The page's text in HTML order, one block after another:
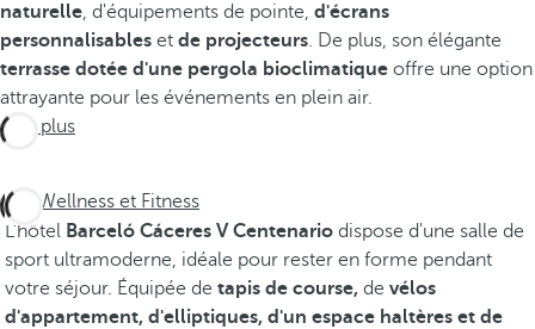
naturelle, d'équipements de pointe, d'écrans
personnalisables et de projecteurs. De plus, son élégante
terrasse dotée d'une pergola bioclimatique offre une option
attrayante pour les événements en plein air.
Voir plus
Wellness et Fitness
L'hôtel Barceló Cáceres V Centenario dispose d'une salle de
sport ultramoderne, idéale pour rester en forme pendant
votre séjour. Équipée de tapis de course, de vélos
d'appartement, d'elliptiques, d'un espace haltères et de